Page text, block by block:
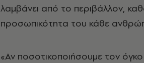
λαμβάνει από το περιβάλλον,
προσωπικότητα του κάθε
«Αν ποσοτικοποιήσουμε τον